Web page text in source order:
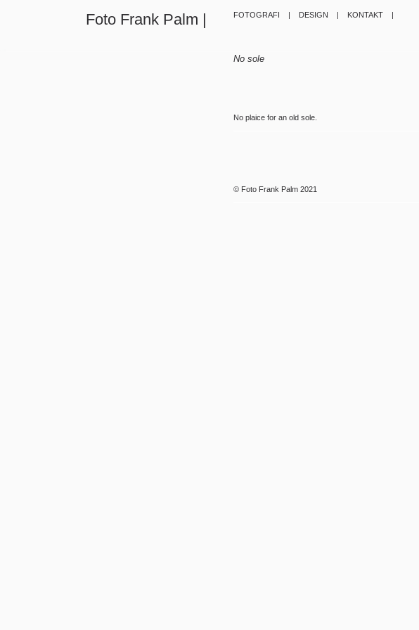
Foto Frank Palm | FOTOGRAFI | DESIGN | KONTAKT |
No sole
No plaice for an old sole.
© Foto Frank Palm2021